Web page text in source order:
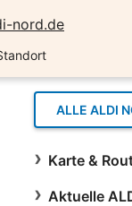
nord.de
ALLE ALDI
Karte &
Aktuelle